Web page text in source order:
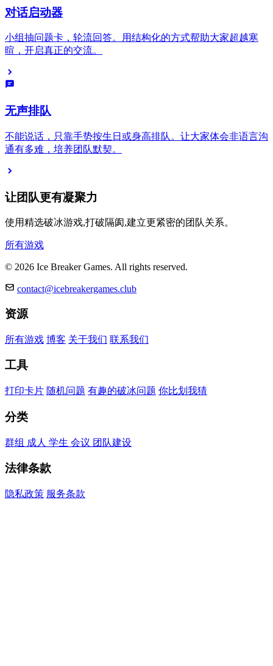
对话启动器
小组抽问题卡，轮流回答。用结构化的方式帮助大家超越寒
暄，开启真正的交流。
无声排队
不能说话，只靠手势按生日或身高排队。让大家体会非语言沟
通有多难，培养团队默契。
让团队更有凝聚力
使用精选破冰游戏,打破隔阂,建立更紧密的团队关系。
所有游戏
© 2026 Ice Breaker Games. All rights reserved.
contact@icebreakergames.club
资源
所有游戏 博客 关于我们 联系我们
工具
打印卡片 随机问题 有趣的破冰问题 你比划我猜
分类
群组 成人 学生 会议 团队建设
法律条款
隐私政策 服务条款